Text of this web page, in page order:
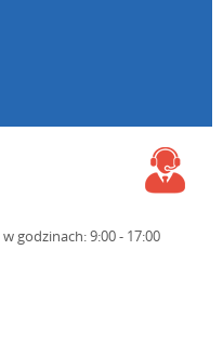
w godzinach: 9:00 - 17:00